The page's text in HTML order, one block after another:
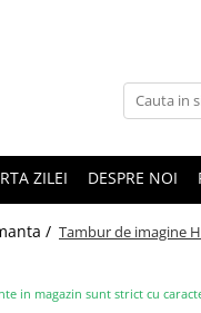
ZILEI DESPRE NOI
/ Tambur de imagine
in magazin sunt strict cu